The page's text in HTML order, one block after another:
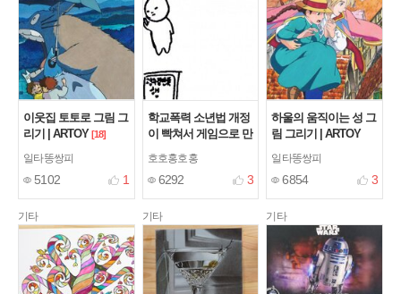
이웃집 토토로 그림 그
리기 | ARTOY [18]
일타똥쌍피
5102 1
학교폭력 소년법 개정
이 빡쳐서 게임으로 만
호호홍호홍
6292 3
하울의 움직이는 성 그
림 그리기 | ARTOY
일타똥쌍피
6854 3
기타 기타 기타